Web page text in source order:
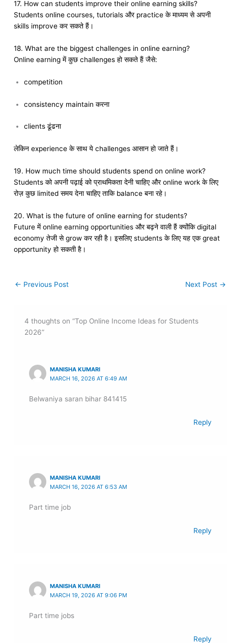
17. How can students improve their online earning skills?
Students online courses, tutorials और practice के माध्यम से अपनी
skills improve कर सकते हैं।
18. What are the biggest challenges in online earning?
Online earning में कुछ challenges हो सकते हैं जैसे:
competition
consistency maintain करना
clients ढूंढना
लेकिन experience के साथ ये challenges आसान हो जाते हैं।
19. How much time should students spend on online work?
Students को अपनी पढ़ाई को प्राथमिकता देनी चाहिए और online work के लिए
रोज़ कुछ limited समय देना चाहिए ताकि balance बना रहे।
20. What is the future of online earning for students?
Future में online earning opportunities और बढ़ने वाली हैं क्योंकि digital
economy तेजी से grow कर रही है। इसलिए students के लिए यह एक great
opportunity हो सकती है।
← Previous Post Next Post →
4 thoughts on “Top Online Income Ideas for Students
2026”
MANISHA KUMARI
MARCH 16, 2026 AT 6:49 AM
Belwaniya saran bihar 841415
Reply
MANISHA KUMARI
MARCH 16, 2026 AT 6:53 AM
Part time job
Reply
MANISHA KUMARI
MARCH 19, 2026 AT 9:06 PM
Part time jobs
Reply